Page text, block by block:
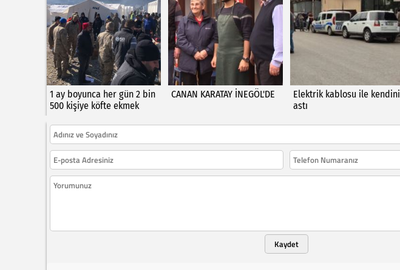
1 ay boyunca her gün 2 bin
500 kişiye köfte ekmek
CANAN KARATAY İNEGÖL'DE
Elektrik kablosu ile kendini
astı
Kaydet